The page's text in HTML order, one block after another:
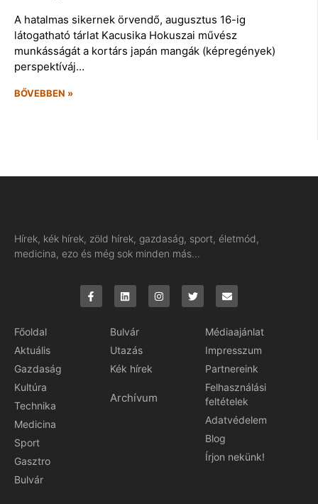
A hatalmas sikernek örvendő, augusztus 16-ig
látogatható tárlat Kacusika Hokuszai művész
munkásságát a kortárs japán mangák (képregények)
perspektíváj…
BŐVEBBEN »
Hírek, kék hírek, zöld hírek, gazdaság, sport, életmód,
medicina, ezo és még sok minden más…
Főoldal
Aktuális
Gazdaság
Kultúra
Technika
Medicina
Sport
Gasztro
Bulvár
Bulvár
Utazás
Kék hírek
Archívum
Médiaajánlat
Impresszum
Partnereink
Felhasználási
feltételek
Adatvédelem
Blog
Írjon nekünk!